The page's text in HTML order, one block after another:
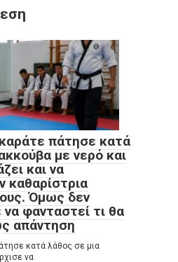
πάτησε κατά
με νερό και
και να
καθαρίστρια
Όμως δεν
φανταστεί τι θα
απάντηση
κατά λάθος σε μια
να